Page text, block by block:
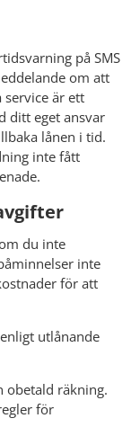
på SMS
om att
service är ett
ditt eget ansvar
lånen i tid.
inte fått
du inte
inte
för att
utlånande
obetald räkning.
för